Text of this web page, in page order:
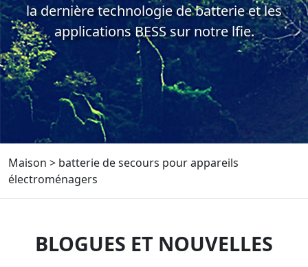
la dernière technologie de batterie et les
applications BESS sur notre lfie.
Maison > batterie de secours pour appareils
électroménagers
BLOGUES ET NOUVELLES